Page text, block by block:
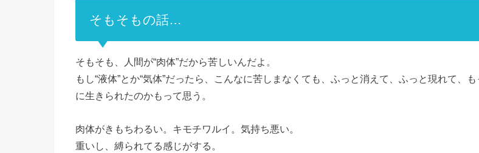
そもそもの話…
そもそも、人間が“肉体”だから苦しいんだよ。
もし“液体”とか“気体”だったら、こんなに苦しまなくても、ふっと消えて、ふっと現れて、
に生きられたのかもって思う。
肉体がきもちわるい。キモチワルイ。気持ち悪い。
重いし、縛られてる感じがする。